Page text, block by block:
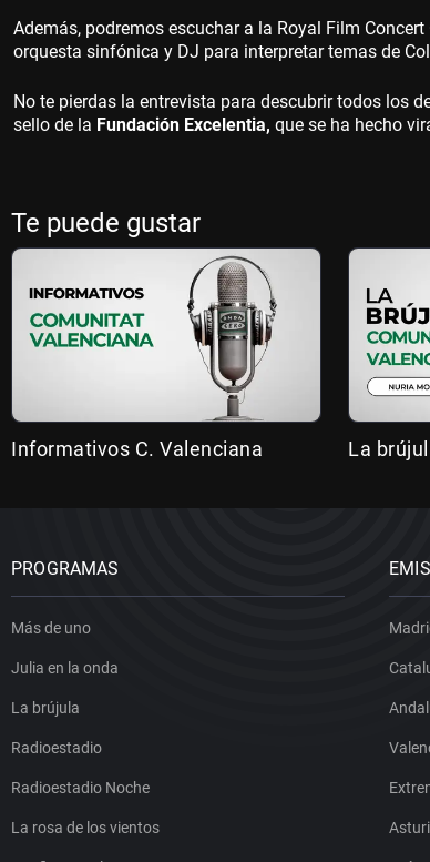
Además, podremos escuchar a la Royal Film
orquesta sinfónica y DJ para interpretar temas de
No te pierdas la entrevista para descubrir todos los
sello de la Fundación Excelentia, que se ha hecho
Te puede gustar
Informativos C. Valenciana La
PROGRAMAS
Más de uno
Julia en la onda
La brújula
Radioestadio
Radioestadio Noche
La rosa de los vientos